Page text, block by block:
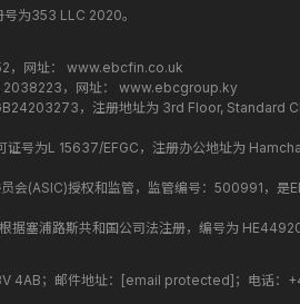
为353 LLC 2020。
，网址： www.ebcfin.co.uk
，网址： www.ebcgroup.ky
，注册地址为 3rd Floor,
号为L 15637/EFGC，注册办公地址为
(ASIC)授权和监管，监管编号：500991，是
塞浦路斯共和国公司法注册，编号为
；邮件地址： [email protected] ；电话：